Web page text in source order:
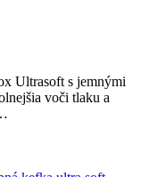
Ultrasoft s jemnými
voči tlaku a